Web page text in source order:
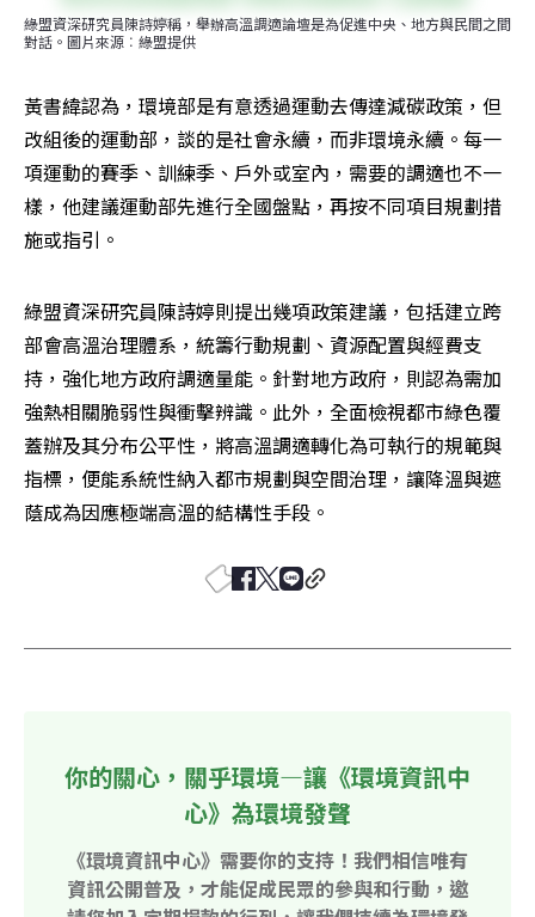
綠盟資深研究員陳詩婷稱，舉辦高溫調適論壇是為促進中央、地方與民間之間
對話。圖片來源︰綠盟提供
黃書緯認為，環境部是有意透過運動去傳達減碳政策，但
改組後的運動部，談的是社會永續，而非環境永續。每一
項運動的賽季、訓練季、戶外或室內，需要的調適也不一
樣，他建議運動部先進行全國盤點，再按不同項目規劃措
施或指引。
綠盟資深研究員陳詩婷則提出幾項政策建議，包括建立跨
部會高溫治理體系，統籌行動規劃、資源配置與經費支
持，強化地方政府調適量能。針對地方政府，則認為需加
強熱相關脆弱性與衝擊辨識。此外，全面檢視都市綠色覆
蓋辦及其分布公平性，將高溫調適轉化為可執行的規範與
指標，便能系統性納入都市規劃與空間治理，讓降溫與遮
蔭成為因應極端高溫的結構性手段。
你的關心，關乎環境—讓《環境資訊中
心》為環境發聲
《環境資訊中心》需要你的支持！我們相信唯有
資訊公開普及，才能促成民眾的參與和行動，邀